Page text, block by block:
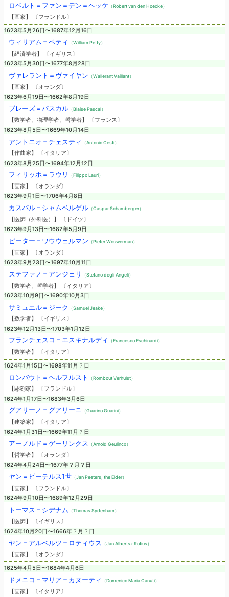
ロベルト＝ファン＝デン＝ヘッケ （Robert van den Hoecke）
【画家】 〔フランドル〕
1623年5月26日〜1687年12月16日
ウィリアム＝ペティ （William Petty）
【経済学者】 〔イギリス〕
1623年5月30日〜1677年8月28日
ヴァレラント＝ヴァイヤン （Wallerant Vaillant）
【画家】 〔オランダ〕
1623年6月19日〜1662年8月19日
ブレーズ＝パスカル（Blaise Pascal）
【数学者、物理学者、哲学者】 〔フランス〕
1623年8月5日〜1669年10月14日
アントニオ＝チェスティ （Antonio Cesti）
【作曲家】 〔イタリア〕
1623年8月25日〜1694年12月12日
フィリッポ＝ラウリ （Filippo Lauri）
【画家】 〔オランダ〕
1623年9月1日〜1706年4月8日
カスパル＝シャムベルゲル（Caspar Schamberger）
【医師（外科医）】 〔ドイツ〕
1623年9月13日〜1682年5月9日
ピーター＝ワウウェルマン （Pieter Wouwerman）
【画家】 〔オランダ〕
1623年9月23日〜1697年10月11日
ステファノ＝アンジェリ （Stefano degli Angeli）
【数学者、哲学者】 〔イタリア〕
1623年10月9日〜1690年10月3日
サミュエル＝ジーク （Samuel Jeake）
【数学者】 〔イギリス〕
1623年12月13日〜1703年1月12日
フランチェスコ＝エスキナルディ （Francesco Eschinardi）
【数学者】 〔イタリア〕
1624年1月15日〜1698年11月？日
ロンバウト＝ヘルフルスト （Rombout Verhulst）
【彫刻家】 〔フランドル〕
1624年1月17日〜1683年3月6日
グアリーノ＝グアリーニ （Guarino Guarini）
【建築家】 〔イタリア〕
1624年1月31日〜1669年11月？日
アーノルド＝ゲーリンクス （Arnold Geulincx）
【哲学者】 〔オランダ〕
1624年4月24日〜1677年？月？日
ヤン＝ピーテルス1世（Jan Peeters, the Elder）
【画家】 〔フランドル〕
1624年9月10日〜1689年12月29日
トーマス＝シデナム （Thomas Sydenham）
【医師】 〔イギリス〕
1624年10月20日〜1666年？月？日
ヤン＝アルベルツ＝ロティウス （Jan Albertsz Rotius）
【画家】 〔オランダ〕
1625年4月5日〜1684年4月6日
ドメニコ＝マリア＝カヌーティ （Domenico Maria Canuti）
【画家】 〔イタリア〕